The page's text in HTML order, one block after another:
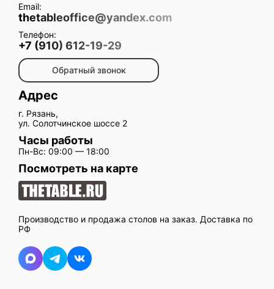
Производство и продажа столов на заказ. Доставка по
РФ
Email:
thetableoffice@yandex.com
Телефон:
+7 (910) 612-19-29
Обратный звонок
Адрес
г. Рязань,
ул. Солотчинское шоссе 2
Часы работы
Пн-Вс: 09:00 — 18:00
Посмотреть на карте